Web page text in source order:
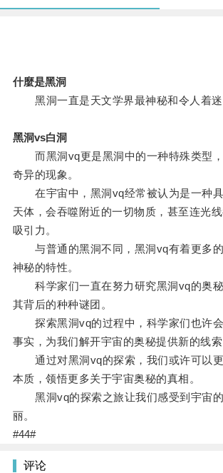
什麼是黑洞
黑洞一直是天文学界最神秘和令人着迷
黑洞vs白洞
而黑洞vq更是黑洞中的一种特殊类型，
奇异的现象。
在宇宙中，黑洞vq经常被认为是一种具
天体，会吞噬附近的一切物质，甚至连光
吸引力。
与普通的黑洞不同，黑洞vq有着更多的
神秘的特性。
科学家们一直在努力研究黑洞vq的奥秘
其背后的种种谜团。
探索黑洞vq的过程中，科学家们也许会
事实，为我们解开宇宙的奥秘提供新的线索
通过对黑洞vq的探索，我们或许可以更
本质，领悟更多关于宇宙奥秘的真相。
黑洞vq的探索之旅让我们感受到宇宙的
丽。
#44#
评论